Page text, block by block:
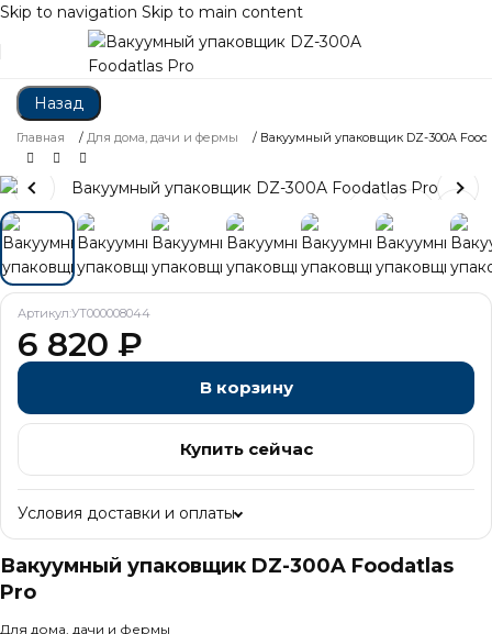
Skip to navigation Skip to main content
Назад
Главная / Для дома, дачи и фермы / Вакуумный упаковщик DZ-300A
Вакуумный упаковщик DZ-300A Foodatlas
Pro
Для дома, дачи и фермы
Артикул:УТ000008044
6 820 ₽
В корзину
Купить сейчас
Условия доставки и оплаты